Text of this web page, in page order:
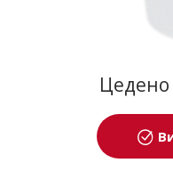
Цедено